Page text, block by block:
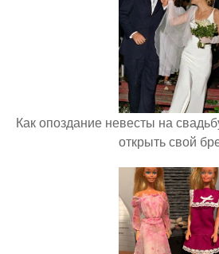
Как опоздание невесты на
открыть свой